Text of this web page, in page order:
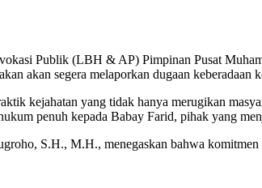
Publik (LBH & AP) Pimpinan Pusat
akan segera melaporkan dugaan
kejahatan yang tidak hanya merugikan
penuh kepada Babay Farid, pihak yang
S.H., M.H., menegaskan bahwa